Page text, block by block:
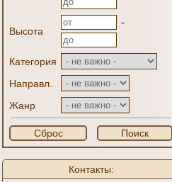
Высота
-
Категория
Направл.
Жанр
Сброс Поиск
Контакты: